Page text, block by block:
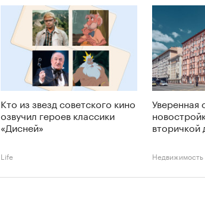
Кто из звезд советского кино
озвучил героев классики
«Дисней»
Life
Уверенная
вторичкой
Недвижимость